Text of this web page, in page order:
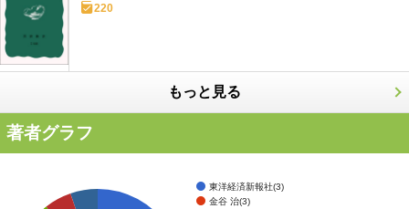
220
もっと見る
著者グラフ
東洋経済新報社(3)
金谷 治(3)